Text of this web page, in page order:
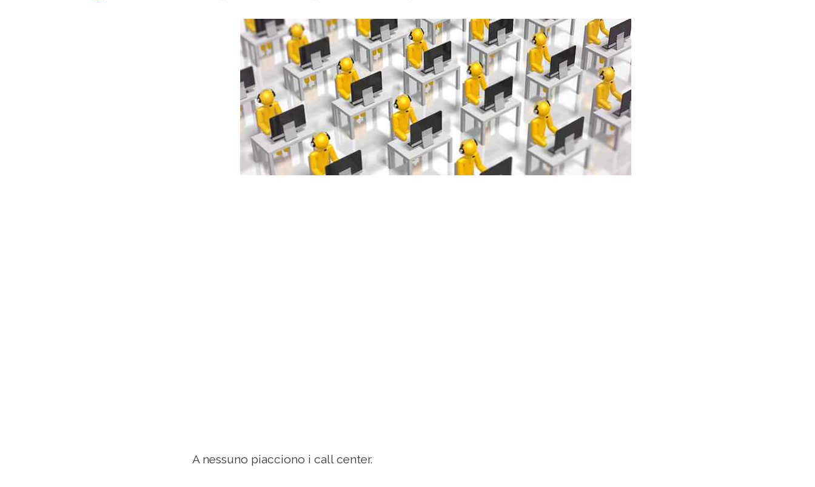
A nessuno piacciono i call center.